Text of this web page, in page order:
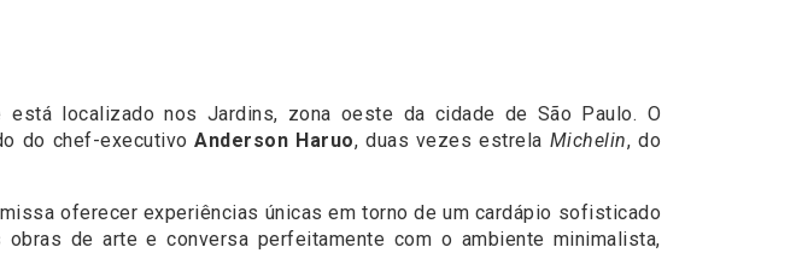
está localizado nos Jardins, zona oeste da cidade de São Paulo. O
do chef-executivoAnderson Haruo, duas vezes estrela Michelin, do
oferecer experiências únicas em torno de um cardápio sofisticado
de arte e conversa perfeitamente com o ambiente minimalista,